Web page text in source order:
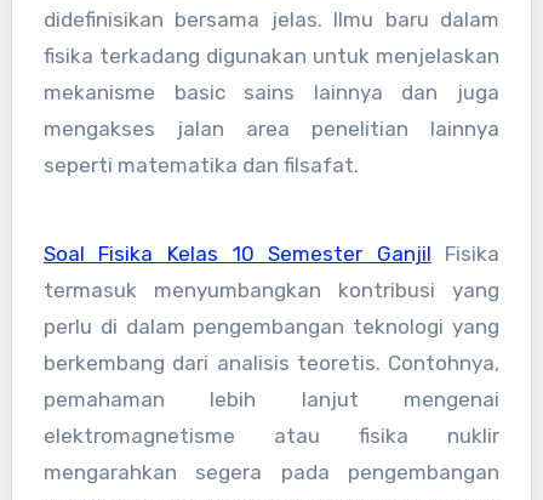
didefinisikan bersama jelas. Ilmu baru dalam
fisika terkadang digunakan untuk menjelaskan
mekanisme basic sains lainnya dan juga
mengakses jalan area penelitian lainnya
seperti matematika dan filsafat.
Soal Fisika Kelas 10 Semester Ganjil Fisika
termasuk menyumbangkan kontribusi yang
perlu di dalam pengembangan teknologi yang
berkembang dari analisis teoretis. Contohnya,
pemahaman lebih lanjut mengenai
elektromagnetisme atau fisika nuklir
mengarahkan segera pada pengembangan